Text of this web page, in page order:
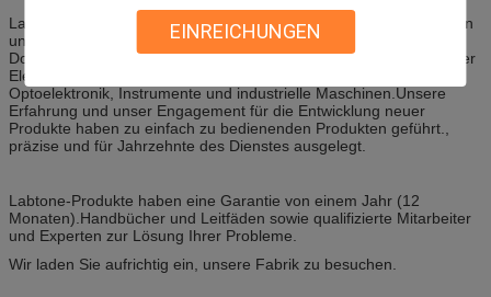
EINREICHUNGEN
Labtone begann 2002 in einer Fabrik in Shenzhen und zog 2015 in
unsere neue, erweiterte 6000 Quadratmeter große Anlage in
Dongguan, Guangdong.Unsere Produkte finden sich weltweit in der
Elektronik., Automobil-, Luft­ und Raumfahrt, Telekommunikation,
Optoelektronik, Instrumente und industrielle Maschinen.Unsere
Erfahrung und unser Engagement für die Entwicklung neuer
Produkte haben zu einfach zu bedienenden Produkten geführt.,
präzise und für Jahrzehnte des Dienstes ausgelegt.
Labtone-Produkte haben eine Garantie von einem Jahr (12
Monaten).Handbücher und Leitfäden sowie qualifizierte Mitarbeiter
und Experten zur Lösung Ihrer Probleme.
Wir laden Sie aufrichtig ein, unsere Fabrik zu besuchen.